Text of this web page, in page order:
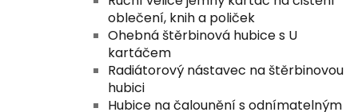
oblečení, knih a poliček
Ohebná štěrbinová hubice s U
kartáčem
Radiátorový nástavec na štěrbinovou
hubici
Hubice na čalounění s odnímatelným